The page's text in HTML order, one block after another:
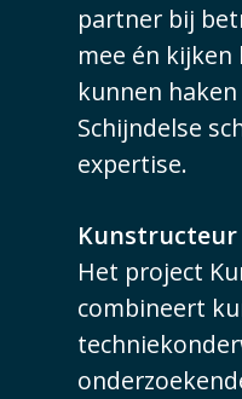
partner bij
mee én kijken
kunnen
Schijndelse
expertise.
Kunstructeur
Het project
combineert